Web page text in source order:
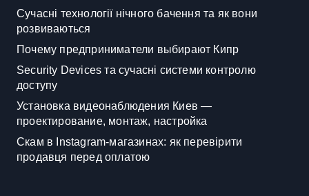
Сучасні технології нічного бачення та як вони
розвиваються
Почему предприниматели выбирают Кипр
Security Devices та сучасні системи контролю
доступу
Установка видеонаблюдения Киев —
проектирование, монтаж, настройка
Скам в Instagram-магазинах: як перевірити
продавця перед оплатою